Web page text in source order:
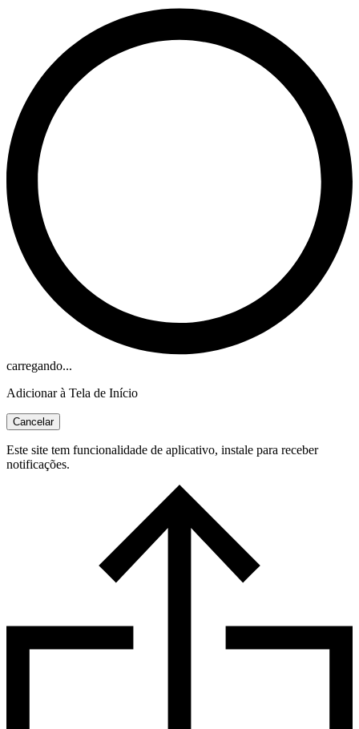
carregando...
Adicionar à Tela de Início
Cancelar
Este site tem funcionalidade de aplicativo, instale para receber
notificações.